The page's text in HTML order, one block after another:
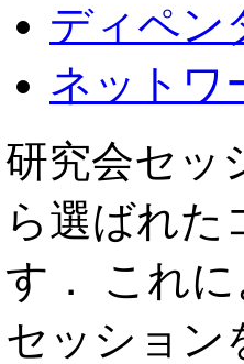
ディペン
ネットワ
研究会セッ
ら選ばれた
す． これ
セッション